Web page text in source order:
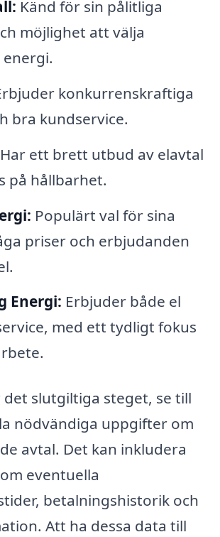
Känd för sin pålitliga
möjlighet att välja
konkurrenskraftiga
bra kundservice.
Har ett brett utbud av elavtal
på hållbarhet.
Populärt val för sina
priser och erbjudanden
Energi: Erbjuder både el
med ett tydligt fokus
slutgiltiga steget, se till
nödvändiga uppgifter om
avtal. Det kan inkludera
eventuella
betalningshistorik och
Att ha dessa data till